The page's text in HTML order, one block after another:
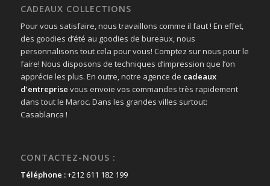
CADEAUX COLLECTIONS
Pour vous satisfaire, nous travaillons comme il faut ! En effet,
des goodies d’été au goodies de bureaux, nous
personnalisons tout cela pour vous! Comptez sur nous pour le
faire! Nous disposons de techniques d’impression que l’on
apprécie les plus. En outre, notre agence de cadeaux
d’entreprise vous envoie vos commandes très rapidement
dans tout le Maroc. Dans les grandes villes surtout:
Casablanca !
CONTACTEZ-NOUS :
Téléphone :+212 611 182 199